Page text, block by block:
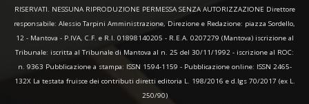
RISERVATI. NESSUNA RIPRODUZIONE PERMESSA SENZA AUTORIZZAZIONE Direttore
responsabile: Alessio Tarpini Amministrazione, Direzione e Redazione: piazza Sordello,
12 - Mantova - P.IVA, C.F. e R.I. 01898140205 - R.E.A. 0207279 (Mantova) iscrizione al
Tribunale: iscritta al Tribunale di Mantova al n. 25 del 30/11/1992 - iscrizione al ROC:
n. 9363 Pubblicazione a stampa: ISSN 1594-1159 - Pubblicazione online: ISSN 2465-
132X La testata fruisce dei contributi diretti editoria L. 198/2016 e d.lgs 70/2017 (ex L.
250/90)